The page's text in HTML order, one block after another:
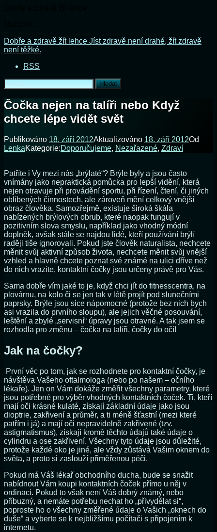
Přejít
k
webu
Dobře a zdravě žít lehce Jíst zdravě není drahé, žít zdravě
není těžké.
RSS
Vyhledávání
Čočka nejen na talíři nebo Když
chcete lépe vidět svět
Publikováno 18. září 2012Aktualizováno 18. září 2012Od
LenkaKategorie:Doporučujeme, Nezařazené, Zdraví
Patříte i Vy mezi nás „brýlaté“? Brýle byly a jsou často
vnímány jako nepraktická pomůcka pro lepší vidění, která
nejen otravuje při provádění sportu, při řízení, čtení, či jiných
oblíbených činnostech, ale zároveň mění celkový vnější
obraz člověka. Samozřejmě, existuje široká škála
nabízených brýlových obrub, které naopak fungují v
pozitivním slova smyslu, například jako vhodný módní
doplněk, avšak stále se najdou lidé, kteří používání brýlí
raději tiše ignorovali. Pokud jste člověk naturalista, nechcete
měnit svůj aktivní způsob života, nechcete měnit svůj vnější
vzhled a hlavně chcete poznat své známé na ulici dříve než
do nich vrazíte, kontaktní čočky jsou určeny právě pro Vás.
Sama dobře vím jaké to je, když chci jít do fitnesscentra, na
plovárnu, na kolo či se jen tak v létě projít pod slunečními
paprsky. Brýle jsou sice nápomocné (protože bez nich bych
asi vrazila do prvního sloupu), ale jejich věčné posouvání,
leštění a zbylé „servisní“ úpravy jsou otravné. A tak jsem se
rozhodla pro změnu – čočka na talíři, čočky do očí!
Jak na čočky?
První věc po tom, jak se rozhodnete pro kontaktní čočky, je
návštěva Vašeho oftalmologa (nebo po našem – očního
lékaře). Jen on Vám dokáže změřit všechny parametry, které
jsou potřebné pro výběr vhodných kontaktních čoček. Ti, kteří
mají oči krásné kulaté, získají základní údaje jako jsou
dioptrie, zakřivení a průměr, a ti méně šťastní (mezi které
patřím i já) a mají oči nepravidelně zakřivené (tzv.
astigmatismus), získají kromě těchto údajů také údaje o
cylindru a ose zakřivení. Všechny tyto údaje jsou důležité,
protože každé oko je jiné, ale vždy zůstává Vašim oknem do
světa, a proto si zaslouží přiměřenou péči.
Pokud má Váš lékař obchodního ducha, bude se snažit
nabídnout Vám koupi kontaktních čoček přímo u něj v
ordinaci. Pokud to však není Váš dobrý známý, nebo
příbuzný, a nemáte potřebu nechat ho „přivydělat si“,
poproste ho o všechny změřené údaje o Vašich „oknech do
duše“ a vyberte se k nejbližšímu počítači s připojením k
internetu.